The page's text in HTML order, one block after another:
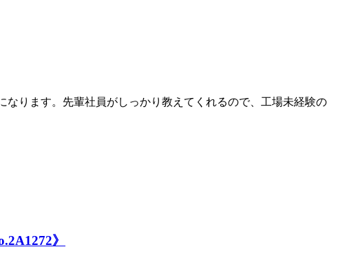
なります。先輩社員がしっかり教えてくれるので、工場未経験の
》